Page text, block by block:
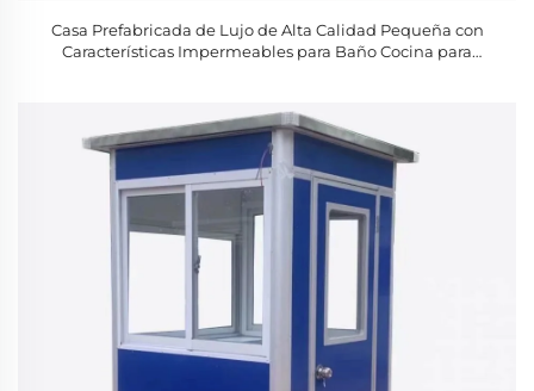
Casa Prefabricada de Lujo de Alta Calidad Pequeña con
Características Impermeables para Baño Cocina para